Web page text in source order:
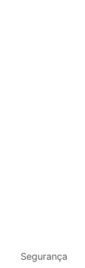
Segurança